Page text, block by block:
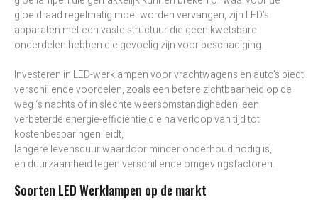
gloeidraad regelmatig moet worden vervangen, zijn LED’s
apparaten met een vaste structuur die geen kwetsbare
onderdelen hebben die gevoelig zijn voor beschadiging.
Investeren in LED-werklampen voor vrachtwagens en auto’s biedt
verschillende voordelen, zoals een betere zichtbaarheid op de
weg ‘s nachts of in slechte weersomstandigheden, een
verbeterde energie-efficiëntie die na verloop van tijd tot
kostenbesparingen leidt,
langere levensduur waardoor minder onderhoud nodig is,
en duurzaamheid tegen verschillende omgevingsfactoren.
Soorten LED Werklampen op de markt